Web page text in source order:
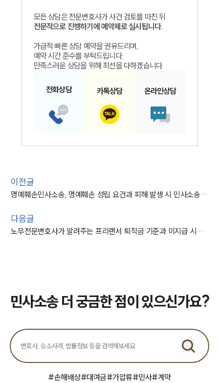
모든 상담은 전문변호사가 사건 검토를 마친 뒤
전문적으로 진행하기에 예약제로 실시됩니다.
가급적 빠른 상담 예약을 권유드리며,
예약 시간 준수를 부탁드립니다.
만족스러운 상담을 위해 최선을 다하겠습니다.
전화상담 카톡상담 온라인상담
이전글
명예훼손민사소송, 명예훼손 성립 요건과 피해 발생 시 민사소송 제기 절차
다음글
노무전문변호사가 알려주는 프리랜서 퇴직금 기준과 미지급 시 신고 절차
민사소송 더 궁금한 점이 있으신가요?
#손해배상#대여금#가압류#민사#계약